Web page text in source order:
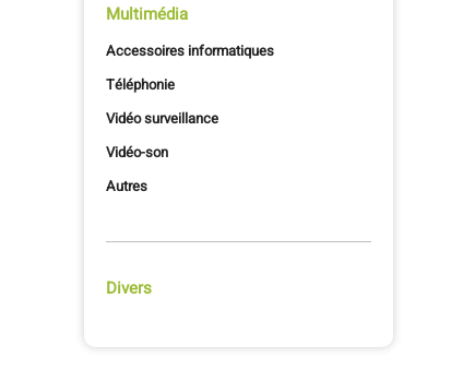
Multimédia
Accessoires informatiques
Téléphonie
Vidéo surveillance
Vidéo-son
Autres
Divers